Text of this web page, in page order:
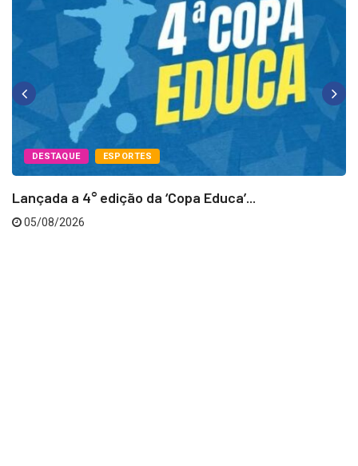
DESTAQUE ESPORTES
Lançada a 4° edição da ‘Copa Educa’...
05/08/2026